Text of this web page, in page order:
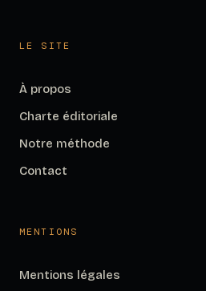
LE SITE
À propos
Charte éditoriale
Notre méthode
Contact
MENTIONS
Mentions légales